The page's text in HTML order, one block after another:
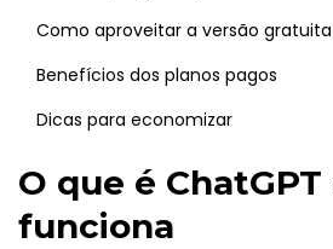
Como aproveitar a versão gratuita
Benefícios dos planos pagos
Dicas para economizar
O que é
funciona